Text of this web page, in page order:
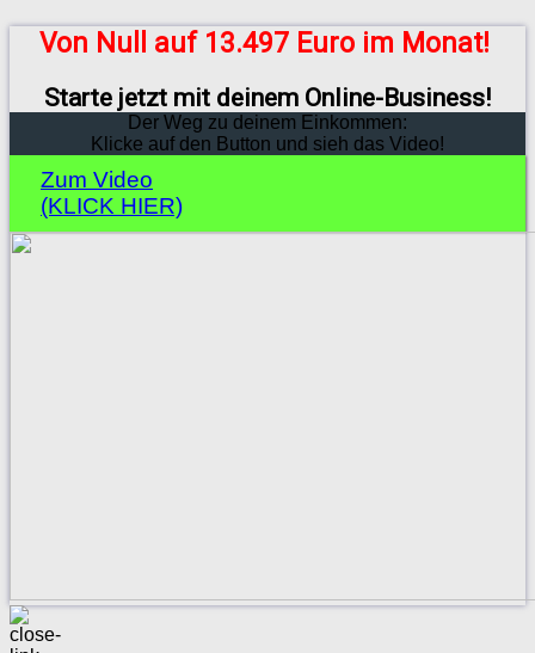
Von Null auf 13.497 Euro im Monat!
Starte jetzt mit deinem Online-Business!
Der Weg zu deinem Einkommen:
Klicke auf den Button und sieh das Video!
Zum Video
(KLICK HIER)